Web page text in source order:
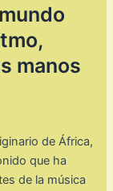
manos
de África,
que ha
de la música